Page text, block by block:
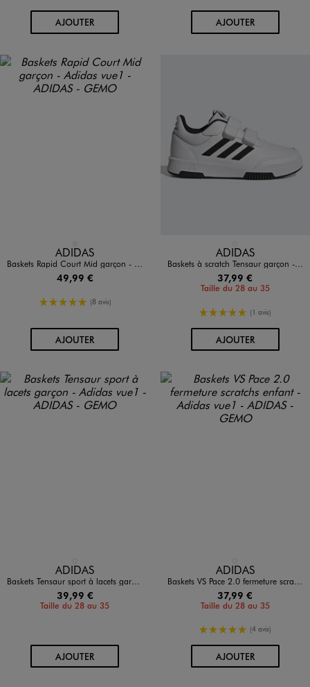
AJOUTERAU PANIER AJOUTERAU PANIER
Disponible en 1 coloris
ADIDAS
Baskets Rapid Court Mid garçon - Adidas
49,99 €
5/5 de moyenne
(8 avis)
AJOUTERAU PANIER
Disponible en 1 coloris
ADIDAS
Baskets à scratch Tensaur garçon - Adidas
37,99 €
Taille du 28 au 35
5/5 de moyenne
(1 avis)
AJOUTERAU PANIER
Disponible en 1 coloris
ADIDAS
Baskets Tensaur sport à lacets garçon - Adidas
39,99 €
Taille du 28 au 35
AJOUTERAU PANIER
Disponible en 1 coloris
ADIDAS
Baskets VS Pace 2.0 fermeture scratchs enfant - Adidas
37,99 €
Taille du 28 au 35
5/5 de moyenne
(4 avis)
AJOUTERAU PANIER